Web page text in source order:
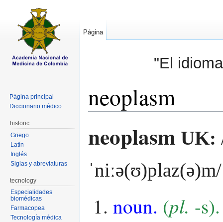
"El
neoplasm
neoplasm UK:
ˈniːə(ʊ)plaz(ə)m/
noun. (pl. -s).
Página
Página principal
Diccionario médico
historic
Griego
Latín
Inglés
Siglas y abreviaturas
tecnology
Especialidades
biomédicas
Farmacopea
Tecnología médica